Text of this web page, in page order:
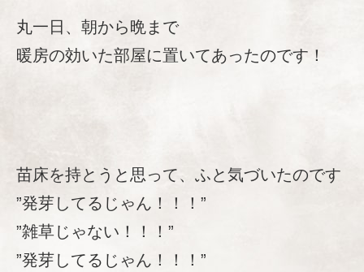
丸一日、朝から晩まで
暖房の効いた部屋に置いてあったのです！
苗床を持とうと思って、ふと気づいたのです
”発芽してるじゃん！！！”
”雑草じゃない！！！”
”発芽してるじゃん！！！”